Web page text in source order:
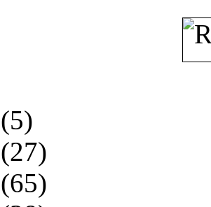
(5)
(27)
(65)